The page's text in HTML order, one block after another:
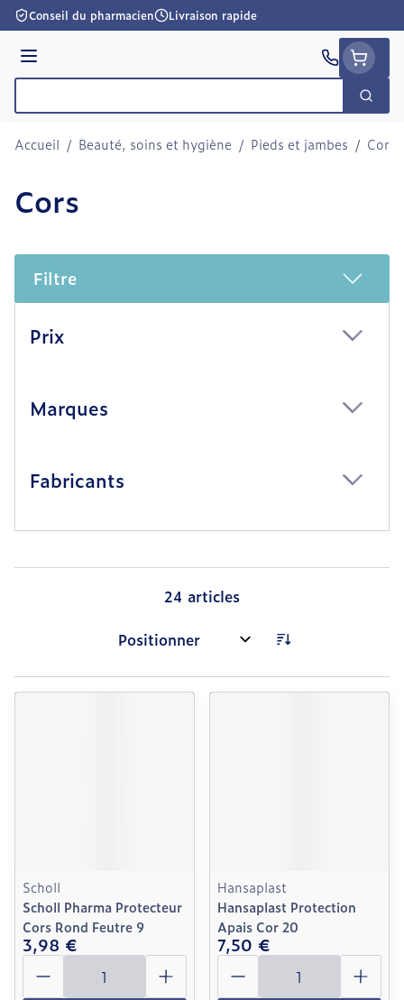
Aller au contenu
Conseil du pharmacien Livraison rapide
Menu
Accueil / Beauté, soins et hygiène / Pieds et jambes / Cors
Cors
Filtre
Prix
Marques
Fabricants
24 articles
Trier par:
Scholl
Scholl Pharma Protecteur
Cors Rond Feutre 9
3,98 €
Quantité
Hansaplast
Hansaplast Protection
Apais Cor 20
7,50 €
Quantité